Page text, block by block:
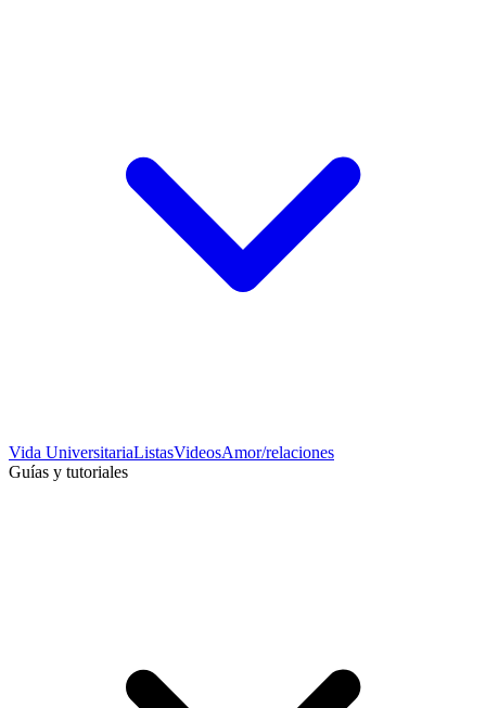
Vida UniversitariaListasVideosAmor/relaciones
Guías y tutoriales